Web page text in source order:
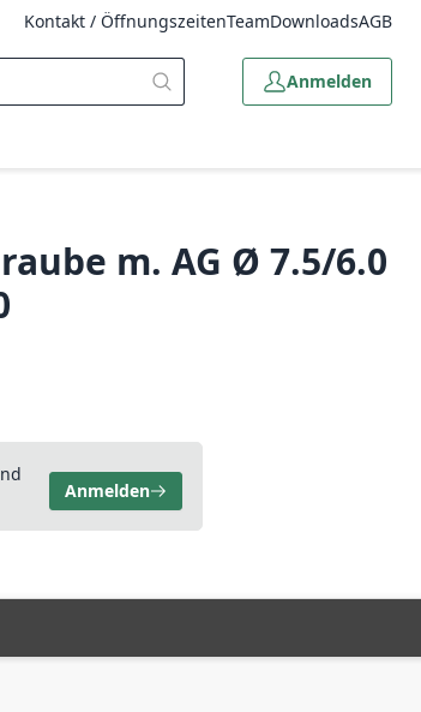
Kontakt / ÖffnungszeitenTeamDownloadsAGB
Anmelden
m. AG Ø 7.5/6.0
Anmelden